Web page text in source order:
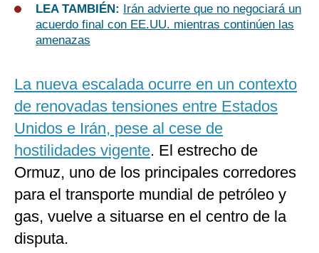
LEA TAMBIÉN:
Irán advierte que no negociará un
acuerdo final con EE.UU. mientras continúen las
amenazas
La nueva escalada ocurre en un contexto
de renovadas tensiones entre Estados
Unidos e Irán, pese al cese de
hostilidades vigente. El estrecho de
Ormuz, uno de los principales corredores
para el transporte mundial de petróleo y
gas, vuelve a situarse en el centro de la
disputa.